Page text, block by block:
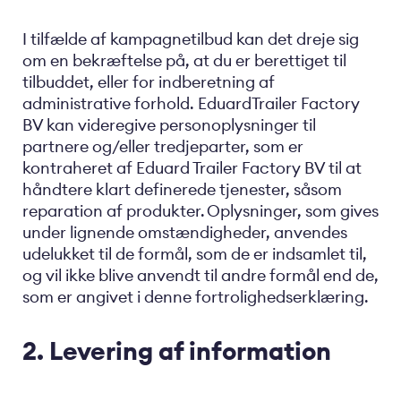
I tilfælde af kampagnetilbud kan det dreje sig
om en bekræftelse på, at du er berettiget til
tilbuddet, eller for indberetning af
administrative forhold. EduardTrailer Factory
BV kan videregive personoplysninger til
partnere og/eller tredjeparter, som er
kontraheret af Eduard Trailer Factory BV til at
håndtere klart definerede tjenester, såsom
reparation af produkter. Oplysninger, som gives
under lignende omstændigheder, anvendes
udelukket til de formål, som de er indsamlet til,
og vil ikke blive anvendt til andre formål end de,
som er angivet i denne fortrolighedserklæring.
2. Levering af information